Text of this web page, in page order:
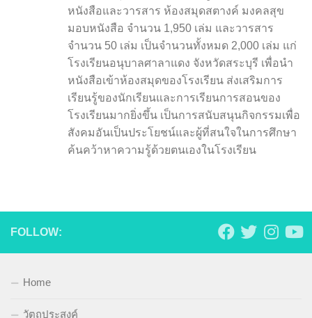
หนังสือและวารสาร ห้องสมุดสตางค์ มงคลสุข
มอบหนังสือ จำนวน 1,950 เล่ม และวารสาร
จำนวน 50 เล่ม เป็นจำนวนทั้งหมด 2,000 เล่ม แก่
โรงเรียนอนุบาลศาลาแดง จังหวัดสระบุรี เพื่อนำ
หนังสือเข้าห้องสมุดของโรงเรียน ส่งเสริมการ
เรียนรู้ของนักเรียนและการเรียนการสอนของ
โรงเรียนมากยิ่งขึ้น เป็นการสนับสนุนกิจกรรมเพื่อ
สังคมอันเป็นประโยชน์และผู้ที่สนใจในการศึกษา
ค้นคว้าหาความรู้ด้วยตนเองในโรงเรียน
FOLLOW:
Home
วัตถุประสงค์